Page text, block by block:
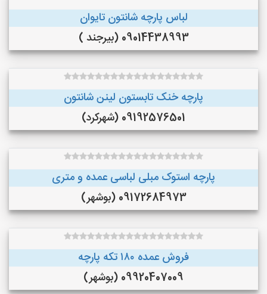
لباس پارچه شانتون تایوان
09014438993 (بیرجند )
پارچه خنک تابستون لینن شانتون
09192576501 (شهرکرد)
پارچه استوک مبلی لباسی عمده و متری
09172684973 (بوشهر)
فروش عمده ۱۸۰ تکه پارچه
09920407009 (بوشهر)